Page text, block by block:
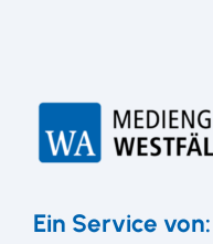
Suchen & Buchen
Ein Service von: